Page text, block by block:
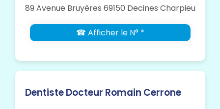
89 Avenue Bruyères 69150 Decines Charpieu
☎ Afficher le N° *
Dentiste Docteur Romain Cerrone